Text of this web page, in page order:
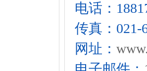
电话：
传真：021-
网址：